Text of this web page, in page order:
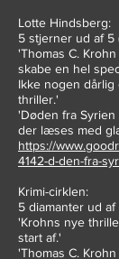
Lotte Hindsberg:
5 stjerner ud af 5
'Thomas C. Krohn
skabe en hel
Ikke nogen dårlig
thriller.'
'Døden fra
der læses med
https://
4142-d-den-fra-
Krimi-cirklen:
5 diamanter ud af
'Krohns nye
start af.'
'Thomas C.